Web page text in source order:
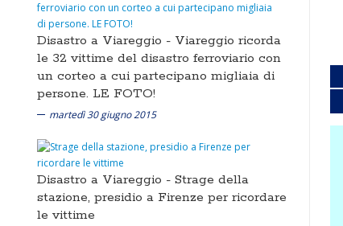
Disastro a Viareggio - Viareggio ricorda
le 32 vittime del disastro ferroviario con
un corteo a cui partecipano migliaia di
persone. LE FOTO!
martedì 30 giugno 2015
Disastro a Viareggio - Strage della
stazione, presidio a Firenze per ricordare
le vittime